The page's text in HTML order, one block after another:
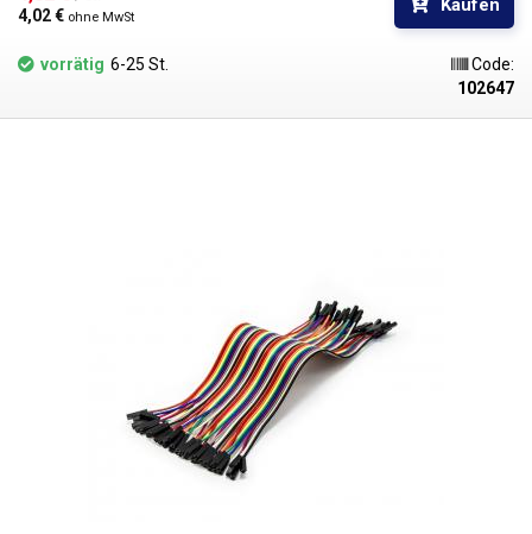
4,02 € ohne MwSt
Kaufen
vorrätig 6-25 St.
Code:
102647